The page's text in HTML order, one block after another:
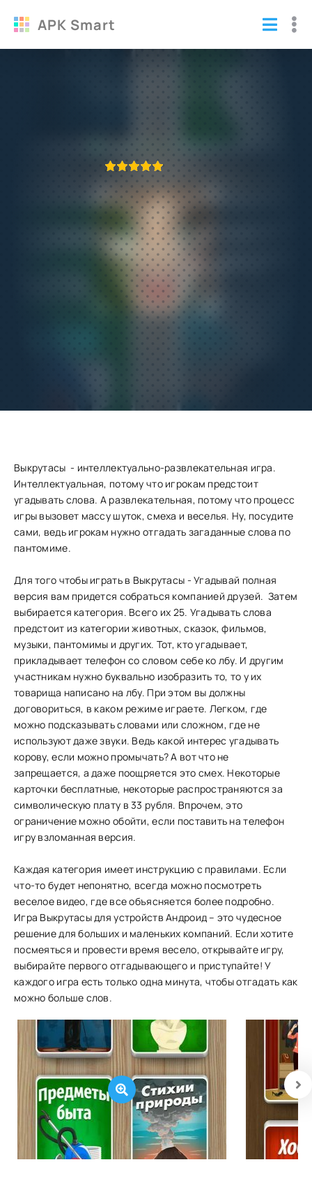
APK Smart
Выкрутасы - интеллектуально-развлекательная игра.
Интеллектуальная, потому что игрокам предстоит
угадывать слова. А развлекательная, потому что процесс
игры вызовет массу шуток, смеха и веселья. Ну, посудите
сами, ведь игрокам нужно отгадать загаданные слова по
пантомиме.
Для того чтобы играть в Выкрутасы - Угадывай полная
версия вам придется собраться компанией друзей. Затем
выбирается категория. Всего их 25. Угадывать слова
предстоит из категории животных, сказок, фильмов,
музыки, пантомимы и других. Тот, кто угадывает,
прикладывает телефон со словом себе ко лбу. И другим
участникам нужно буквально изобразить то, то у их
товарища написано на лбу. При этом вы должны
договориться, в каком режиме играете. Легком, где
можно подсказывать словами или сложном, где не
используют даже звуки. Ведь какой интерес угадывать
корову, если можно промычать? А вот что не
запрещается, а даже поощряется это смех. Некоторые
карточки бесплатные, некоторые распространяются за
символическую плату в 33 рубля. Впрочем, это
ограничение можно обойти, если поставить на телефон
игру взломанная версия.
Каждая категория имеет инструкцию с правилами. Если
что-то будет непонятно, всегда можно посмотреть
веселое видео, где все объясняется более подробно.
Игра Выкрутасы для устройств Андроид – это чудесное
решение для больших и маленьких компаний. Если хотите
посмеяться и провести время весело, открывайте игру,
выбирайте первого отгадывающего и приступайте! У
каждого игра есть только одна минута, чтобы отгадать как
можно больше слов.